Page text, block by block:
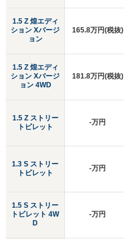
1.5 Z 煌エディ
ション Xバージ
ョン
1.5 Z 煌エディ
ション Xバージ
ョン 4WD
1.5 Z ストリー
トビレット
1.3 S ストリー
トビレット
1.5 S ストリー
トビレット 4W
D
165.8万円(税抜)
181.8万円(税抜)
-万円
-万円
-万円